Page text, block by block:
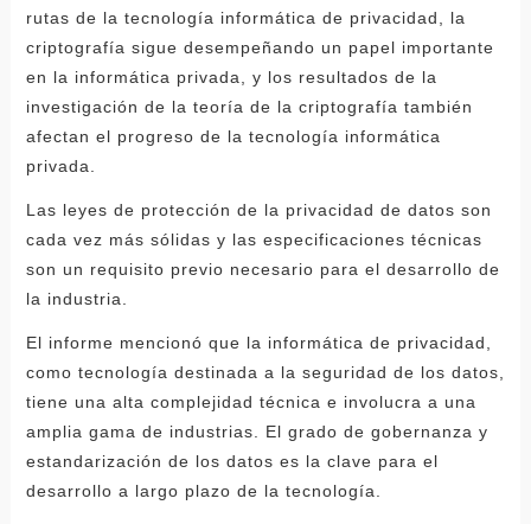
rutas de la tecnología informática de privacidad, la
criptografía sigue desempeñando un papel importante
en la informática privada, y los resultados de la
investigación de la teoría de la criptografía también
afectan el progreso de la tecnología informática
privada.
Las leyes de protección de la privacidad de datos son
cada vez más sólidas y las especificaciones técnicas
son un requisito previo necesario para el desarrollo de
la industria.
El informe mencionó que la informática de privacidad,
como tecnología destinada a la seguridad de los datos,
tiene una alta complejidad técnica e involucra a una
amplia gama de industrias. El grado de gobernanza y
estandarización de los datos es la clave para el
desarrollo a largo plazo de la tecnología.